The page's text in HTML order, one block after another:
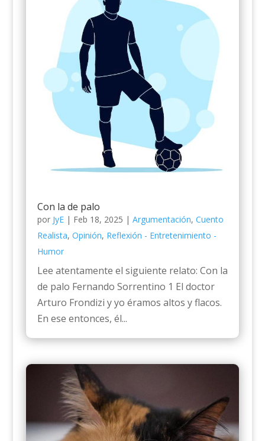
Con la de palo
por JyE| Feb 18, 2025 | Argumentación, Cuento
Realista, Opinión, Reflexión - Entretenimiento -
Humor
Lee atentamente el siguiente relato: Con la
de palo Fernando Sorrentino 1 El doctor
Arturo Frondizi y yo éramos altos y flacos.
En ese entonces, él...